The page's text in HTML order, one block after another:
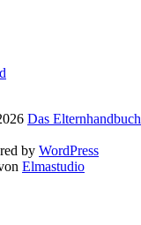
Das Elternhandbuch
by WordPress
Elmastudio